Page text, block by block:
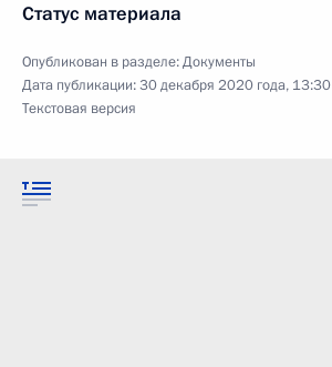
Статус материала
Опубликован в разделе:Документы
Дата публикации:30 декабря 2020 года, 13:30
Текстовая версия